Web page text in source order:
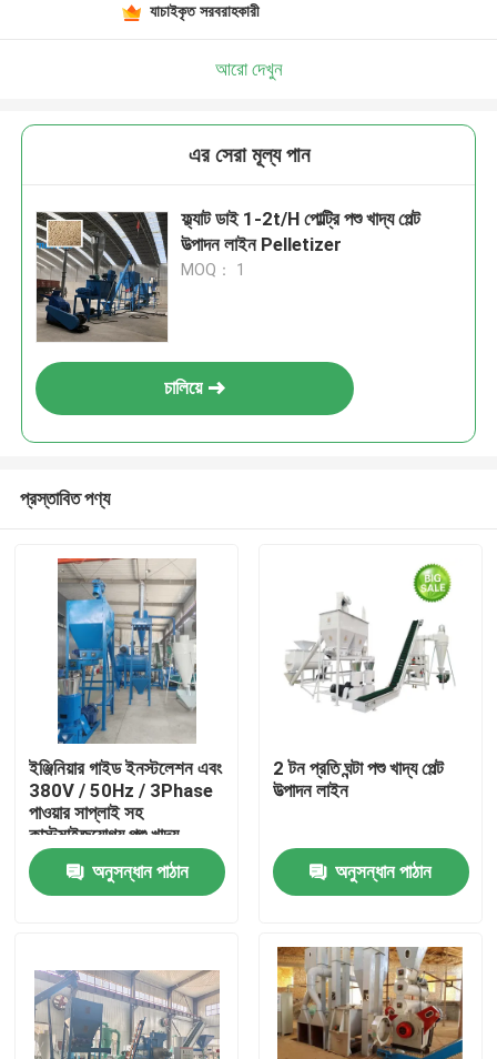
পণ্য
VR প্রদর্শন
যাচাইকৃত সরবরাহকারী
আরো দেখুন
এর সেরা মূল্য পান
ফ্ল্যাট ডাই 1-2t/H পোল্ট্রি পশু খাদ্য পেল্ট
উত্পাদন লাইন Pelletizer
MOQ： 1
চালিয়ে
প্রস্তাবিত পণ্য
ইঞ্জিনিয়ার গাইড ইনস্টলেশন এবং
380V / 50Hz / 3Phase
পাওয়ার সাপ্লাই সহ
কাস্টমাইজযোগ্য পশু খাদ্য
pelletizing লাইন
অনুসন্ধান পাঠান
2 টন প্রতি ঘন্টা পশু খাদ্য পেল্ট
উত্পাদন লাইন
অনুসন্ধান পাঠান